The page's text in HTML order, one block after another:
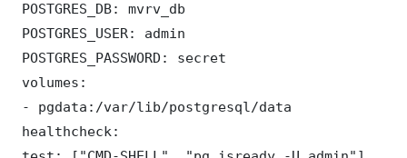
POSTGRES_DB: mvrv_db
POSTGRES_USER: admin
POSTGRES_PASSWORD: secret
volumes:
- pgdata:/var/lib/postgresql/data
healthcheck: